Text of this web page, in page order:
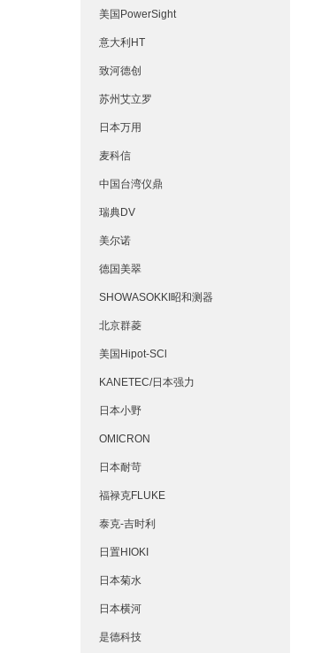
美国PowerSight
意大利HT
致河德创
苏州艾立罗
日本万用
麦科信
中国台湾仪鼎
瑞典DV
美尔诺
德国美翠
SHOWASOKKI昭和测器
北京群菱
美国Hipot-SCl
KANETEC/日本强力
日本小野
OMICRON
日本耐苛
福禄克FLUKE
泰克-吉时利
日置HIOKI
日本菊水
日本横河
是德科技